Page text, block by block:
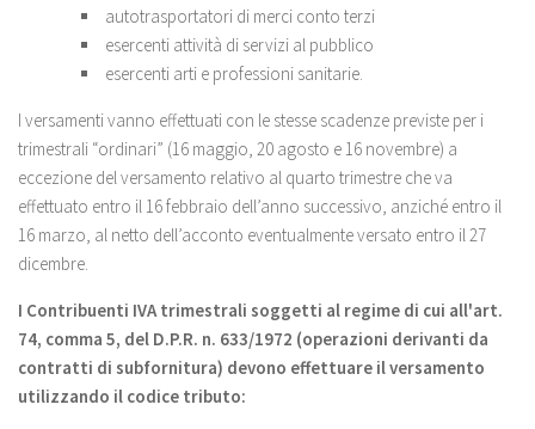
autotrasportatori di merci conto terzi
esercenti attività di servizi al pubblico
esercenti arti e professioni sanitarie.
I versamenti vanno effettuati con le stesse scadenze previste per i
trimestrali “ordinari” (16 maggio, 20 agosto e 16 novembre) a
eccezione del versamento relativo al quarto trimestre che va
effettuato entro il 16 febbraio dell’anno successivo, anziché entro il
16 marzo, al netto dell’acconto eventualmente versato entro il 27
dicembre.
I Contribuenti IVA trimestrali soggetti al regime di cui all'art.
74, comma 5, del D.P.R. n. 633/1972 (operazioni derivanti da
contratti di subfornitura) devono effettuare il versamento
utilizzando il codice tributo: